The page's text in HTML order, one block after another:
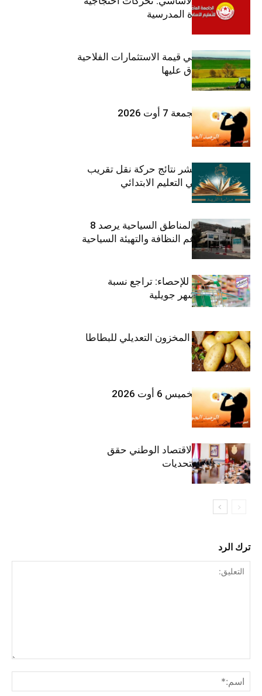
تزامنا مع العودة المدرسية
ارتفاع بـ15% في قيمة الاستثمارات الفلاحية
الخاصة المصادق عليها
طقس اليوم الجمعة 7 أوت 2026
وزارة التربية تنشر نتائج حركة نقل تقريب
الأزواج لمدرّسي التعليم الابتدائي
صندوق حماية المناطق السياحية يرصد 8
مليون دينار لدعم النظافة والتهيئة السياحية
المعهد الوطني للإحصاء: تراجع نسبة
التضخم خلال شهر جويلية
وزارة الفلاحة : المخزون التعديلي للبطاطا
بلغ 12392 طنا
طقس اليوم الخميس 6 أوت 2026
وزيرة المالية: الاقتصاد الوطني حقق
مكاسب رغم التحديات
ترك الرد